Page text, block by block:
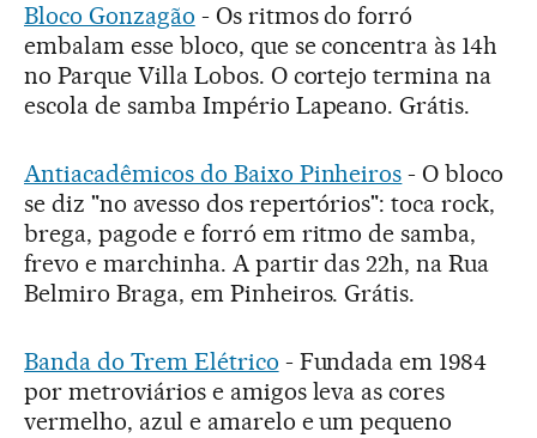
Bloco Gonzagão - Os ritmos do forró
embalam esse bloco, que se concentra às 14h
no Parque Villa Lobos. O cortejo termina na
escola de samba Império Lapeano. Grátis.
Antiacadêmicos do Baixo Pinheiros - O bloco
se diz "no avesso dos repertórios": toca rock,
brega, pagode e forró em ritmo de samba,
frevo e marchinha. A partir das 22h, na Rua
Belmiro Braga, em Pinheiros. Grátis.
Banda do Trem Elétrico - Fundada em 1984
por metroviários e amigos leva as cores
vermelho, azul e amarelo e um pequeno